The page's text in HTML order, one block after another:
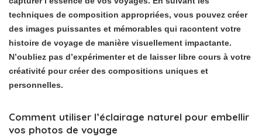
techniques de composition appropriées, vous pouvez créer
des images puissantes et mémorables qui racontent votre
histoire de voyage de manière visuellement impactante.
N’oubliez pas d’expérimenter et de laisser libre cours à votre
créativité pour créer des compositions uniques et
personnelles.
Comment utiliser l’éclairage naturel pour embellir
vos photos de voyage